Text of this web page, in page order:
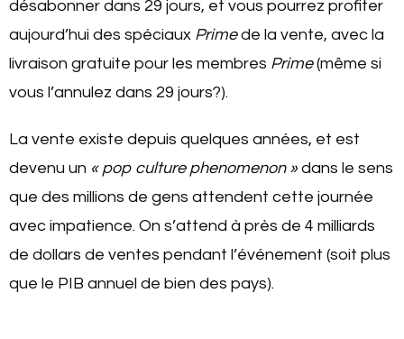
désabonner dans 29 jours, et vous pourrez profiter
aujourd’hui des spéciaux Primede la vente, avec la
livraison gratuite pour les membres Prime(même si
vous l’annulez dans 29 jours?).
La vente existe depuis quelques années, et est
devenu un « pop culture phenomenon » dans le sens
que des millions de gens attendent cette journée
avec impatience. On s’attend à près de 4 milliards
de dollars de ventes pendant l’événement (soit plus
que le PIB annuel de bien des pays).